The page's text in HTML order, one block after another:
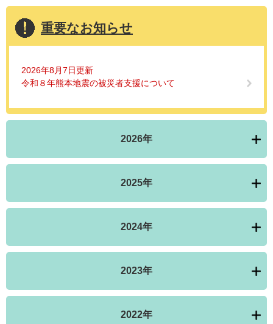
重要なお知らせ
2026年8月7日更新
令和８年熊本地震の被災者支援について
2026年
2025年
2024年
2023年
2022年